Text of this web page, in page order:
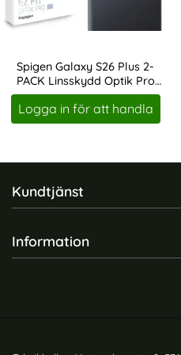
Spigen Galaxy S26 Plus 2-
PACK Linsskydd Optik Pro
GLAS.tR "Ez Fit"
Art. nr 247071
Logga in för att handla
Sidfot Blandad info
Kundtjänst
Information